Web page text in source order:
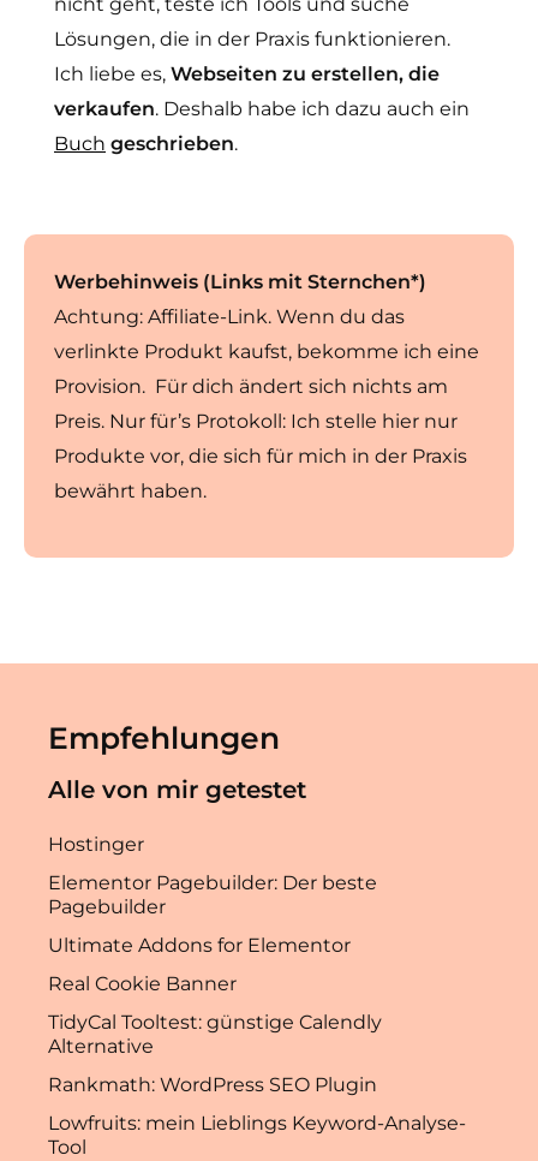
nicht geht, teste ich Tools und suche
Lösungen, die in der Praxis funktionieren.
Ich liebe es, Webseiten zu erstellen, die
verkaufen. Deshalb habe ich dazu auch ein
Buch geschrieben.
Werbehinweis (Links mit Sternchen*)
Achtung: Affiliate-Link. Wenn du das
verlinkte Produkt kaufst, bekomme ich eine
Provision. Für dich ändert sich nichts am
Preis. Nur für’s Protokoll: Ich stelle hier nur
Produkte vor, die sich für mich in der Praxis
bewährt haben.
Empfehlungen
Alle von mir getestet
Hostinger
Elementor Pagebuilder: Der beste
Pagebuilder
Ultimate Addons for Elementor
Real Cookie Banner
TidyCal Tooltest: günstige Calendly
Alternative
Rankmath: WordPress SEO Plugin
Lowfruits: mein Lieblings Keyword-Analyse-
Tool